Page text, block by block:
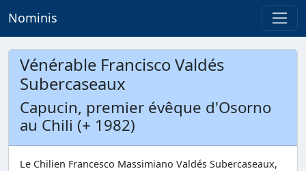
Nominis
Vénérable Francisco Valdés
Subercaseaux
Capucin, premier évêque d'Osorno
au Chili (+ 1982)
Le Chilien Francesco Massimiano Valdés Subercaseaux,